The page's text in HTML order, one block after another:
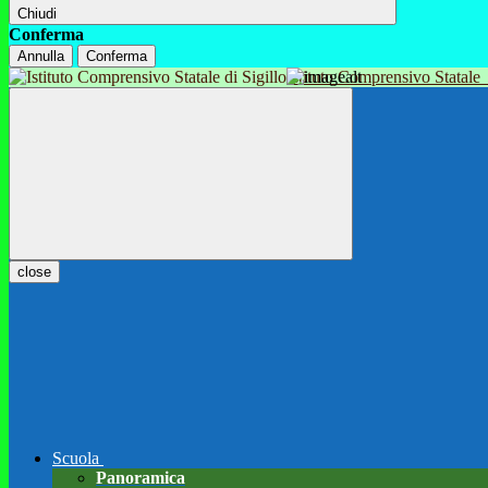
Chiudi
Conferma
Annulla Conferma
Istituto Comprensivo Statale
close
Scuola
Panoramica